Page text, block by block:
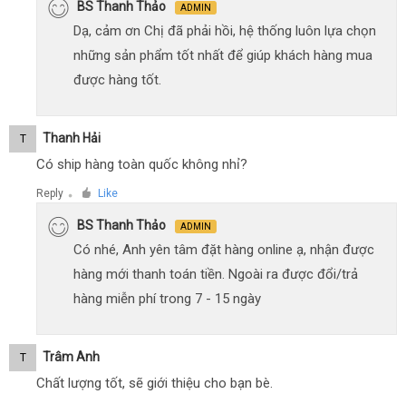
BS Thanh Thảo ADMIN
Dạ, cảm ơn Chị đã phải hồi, hệ thống luôn lựa chọn
những sản phẩm tốt nhất để giúp khách hàng mua
được hàng tốt.
T Thanh Hải
Có ship hàng toàn quốc không nhỉ?
Reply ● Like
BS Thanh Thảo ADMIN
Có nhé, Anh yên tâm đặt hàng online ạ, nhận được
hàng mới thanh toán tiền. Ngoài ra được đổi/trả
hàng miễn phí trong 7 - 15 ngày
T Trâm Anh
Chất lượng tốt, sẽ giới thiệu cho bạn bè.